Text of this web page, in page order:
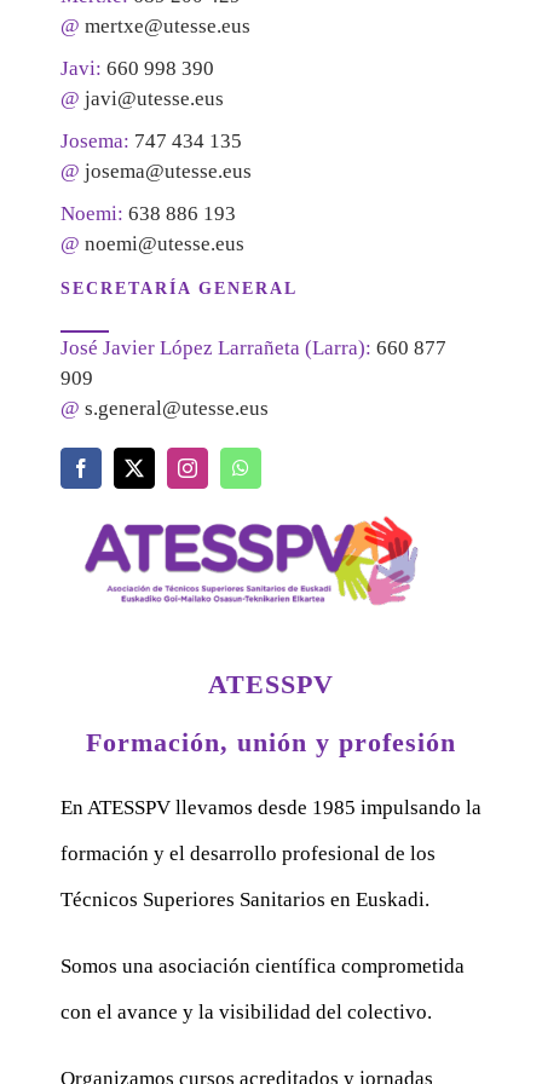
@ mertxe@utesse.eus
Javi: 660 998 390
@ javi@utesse.eus
Josema: 747 434 135
@ josema@utesse.eus
Noemi: 638 886 193
@ noemi@utesse.eus
SECRETARÍA GENERAL
José Javier López Larrañeta (Larra): 660 877
909
@ s.general@utesse.eus
ATESSPV
Formación, unión y profesión
En ATESSPV llevamos desde 1985 impulsando la
formación y el desarrollo profesional de los
Técnicos Superiores Sanitarios en Euskadi.
Somos una asociación científica comprometida
con el avance y la visibilidad del colectivo.
Organizamos cursos acreditados y jornadas